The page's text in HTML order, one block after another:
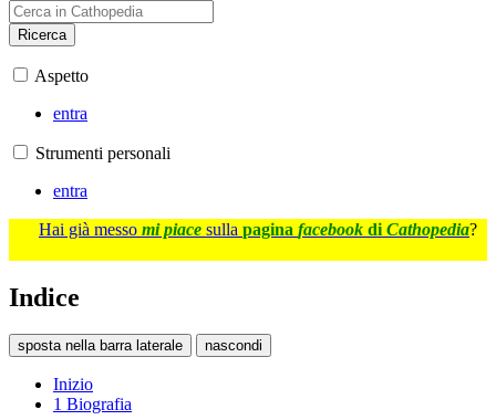
Ricerca
Aspetto
entra
Strumenti personali
entra
Hai già messo mi piace sulla pagina facebook di Cathopedia?
Indice
sposta nella barra laterale nascondi
Inizio
1 Biografia